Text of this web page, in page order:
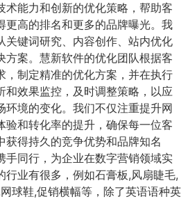
术能力和创新的优化策略，帮助客
更高的排名和更多的品牌曝光。我
关键词研究、内容创作、站内优化
方案。慧新软件的优化团队根据客
，制定精准的优化方案，并在执行
和效果监控，及时调整策略，以应
环境的变化。我们不仅注重提升网
验和转化率的提升，确保每一位客
获得持久的竞争优势和品牌知名
手同行，为企业在数字营销领域实
行业有很多，例如石膏板,风扇睫毛,
球鞋,促销横幅等，除了英语语种英